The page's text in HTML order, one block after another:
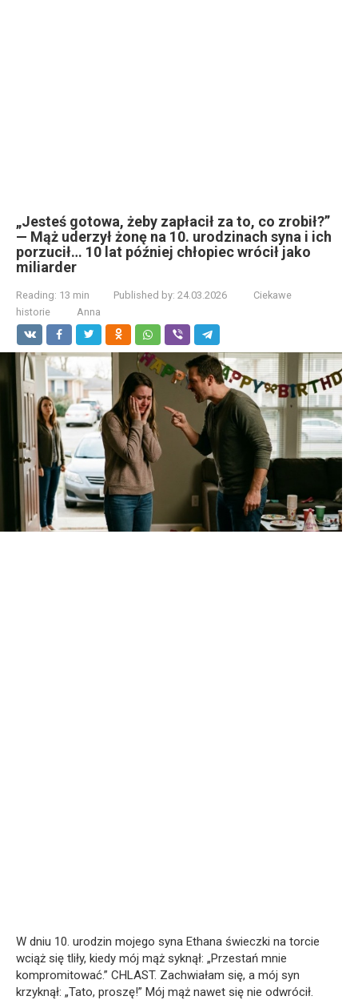
„Jesteś gotowa, żeby zapłacił za to, co zrobił?”
— Mąż uderzył żonę na 10. urodzinach syna i ich
porzucił… 10 lat później chłopiec wrócił jako
miliarder
Reading: 13 min Published by: 24.03.2026
Ciekawe
historie
Anna
W dniu 10. urodzin mojego syna Ethana świeczki na torcie
wciąż się tliły, kiedy mój mąż syknął: „Przestań mnie
kompromitować.” CHLAST. Zachwiałam się, a mój syn
krzyknął: „Tato, proszę!” Mój mąż nawet się nie odwrócił.